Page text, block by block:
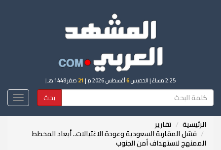
2:25 مساءً | الخميس6أغسطس 2026 م | 21 صفر 1448 هـ |
بحث
الرئيسية تقارير
فشل المقاربة السعودية وعودة الاغتيالات.. أبعاد المخطط
الممنهج لاستهداف أمن الجنوب